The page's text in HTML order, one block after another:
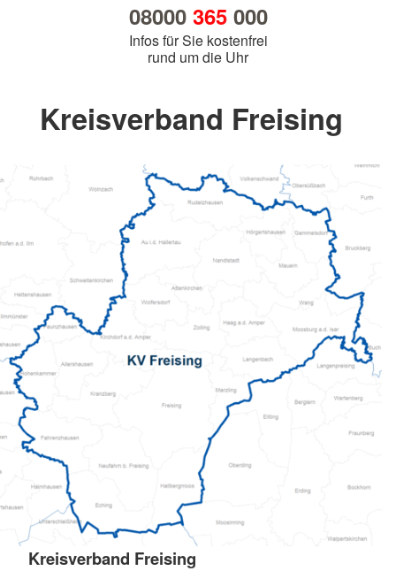
08000 365000
Infos für Sie kostenfrei
rund um die Uhr
Kreisverband Freising
Kreisverband Freising